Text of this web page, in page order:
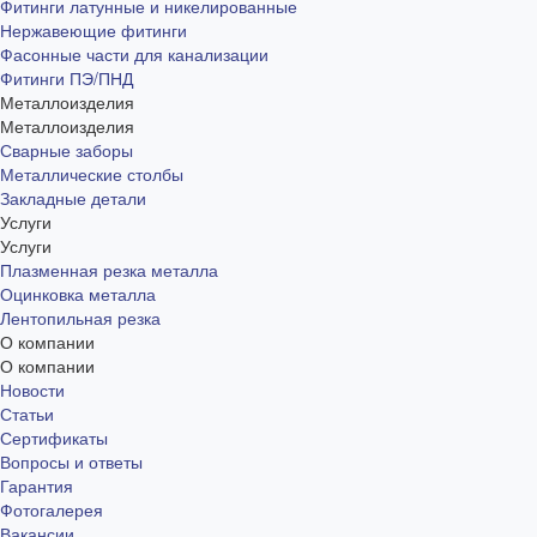
Фитинги латунные и никелированные
Нержавеющие фитинги
Фасонные части для канализации
Фитинги ПЭ/ПНД
Металлоизделия
Металлоизделия
Сварные заборы
Металлические столбы
Закладные детали
Услуги
Услуги
Плазменная резка металла
Оцинковка металла
Лентопильная резка
О компании
О компании
Новости
Статьи
Сертификаты
Вопросы и ответы
Гарантия
Фотогалерея